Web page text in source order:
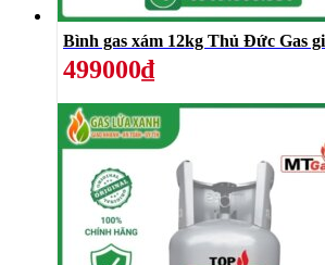
Bình gas xám 12kg Thủ Đức Gas
499000₫